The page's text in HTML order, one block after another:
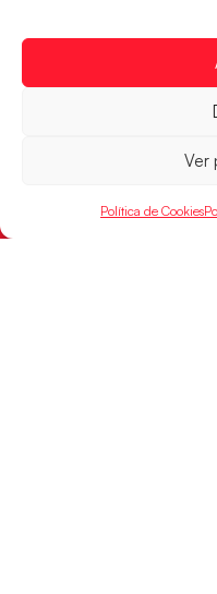
Ver
Política de Cookies
RFEBM © 2024.